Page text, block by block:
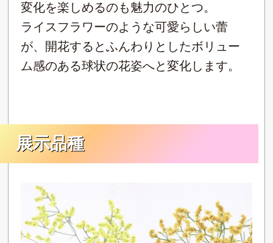
変化を楽しめるのも魅力のひとつ。
ライスフラワーのような可愛らしい蕾
が、開花するとふんわりとしたボリュー
ム感のある球状の花姿へと変化します。
展示品種